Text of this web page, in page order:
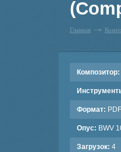
Главная
Композитор:
Формат: PDF
Опус: BWV
Загрузок: 4